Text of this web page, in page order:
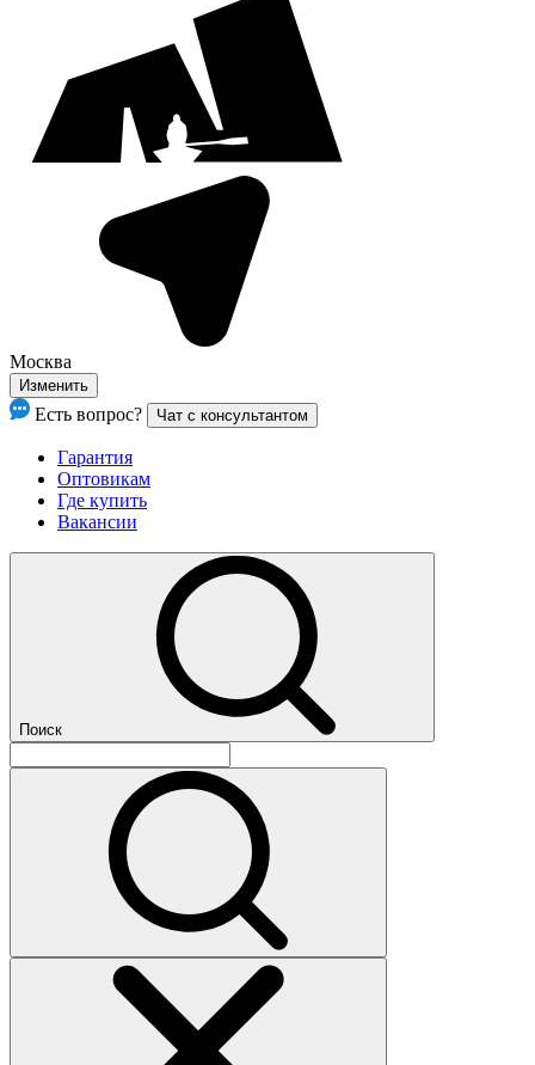
Москва
Изменить
Есть вопрос? Чат с консультантом
Гарантия
Оптовикам
Где купить
Вакансии
Поиск